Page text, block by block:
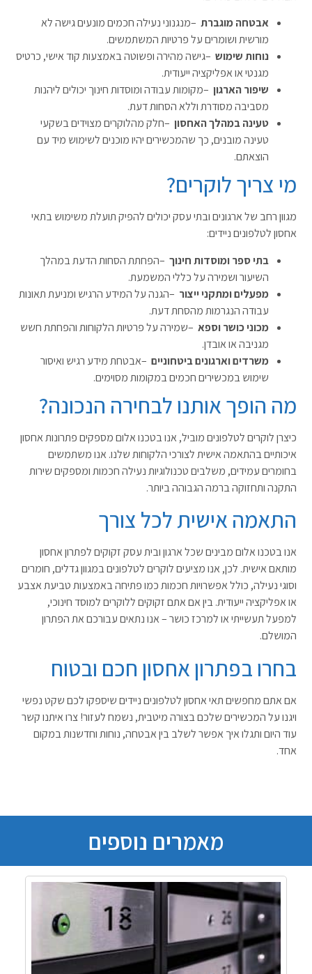
אבטחה מוגברת –מנגנוני נעילה חכמים מונעים גישה לא
מורשית ושומרים על פרטיות המשתמשים.
נוחות שימוש –גישה מהירה ופשוטה באמצעות קוד אישי, כרטיס
מגנטי או אפליקציה ייעודית.
שיפור הארגון –מקומות עבודה ומוסדות חינוך יכולים ליהנות
מסביבה מסודרת וללא הסחות דעת.
טעינה במהלך האחסון –חלק מהלוקרים מצוידים בשקעי
טעינה מובנים, כך שהמכשירים יהיו מוכנים לשימוש מיד עם
הוצאתם.
מי צריך לוקרים?
מגוון רחב של ארגונים ובתי עסק יכולים להפיק תועלת משימוש בתאי
אחסון לטלפונים ניידים:
בתי ספר ומוסדות חינוך –הפחתת הסחות הדעת במהלך
השיעור ושמירה על כללי המשמעת.
מפעלים ומתקני ייצור –הגנה על המידע הרגיש ומניעת תאונות
עבודה הנגרמות מהסחת דעת.
מכוני כושר וספא –שמירה על פרטיות הלקוחות והפחתת חשש
מגניבה או אובדן.
משרדים וארגונים ביטחוניים –אבטחת מידע רגיש ואיסור
שימוש במכשירים חכמים במקומות מסוימים.
מה הופך אותנו לבחירה הנכונה?
כיצרן לוקרים לטלפונים מוביל, אנו בטכנו אלום מספקים פתרונות אחסון
איכותיים בהתאמה אישית לצורכי הלקוחות שלנו. אנו משתמשים
בחומרים עמידים, משלבים טכנולוגיות נעילה חכמות ומספקים שירות
התקנה ותחזוקה ברמה הגבוהה ביותר.
התאמה אישית לכל צורך
אנו בטכנו אלום מבינים שכל ארגון ובית עסק זקוקים לפתרון אחסון
מותאם אישית. לכן, אנו מציעים לוקרים לטלפונים במגוון גדלים, חומרים
וסוגי נעילה, כולל אפשרויות חכמות כמו פתיחה באמצעות טביעת אצבע
או אפליקציה ייעודית. בין אם אתם זקוקים ללוקרים למוסד חינוכי,
למפעל תעשייתי או למרכז כושר – אנו נתאים עבורכם את הפתרון
המושלם.
בחרו בפתרון אחסון חכם ובטוח
אם אתם מחפשים תאי אחסון לטלפונים ניידים שיספקו לכם שקט נפשי
ויגנו על המכשירים שלכם בצורה מיטבית, נשמח לעזור! צרו איתנו קשר
עוד היום ותגלו איך אפשר לשלב בין אבטחה, נוחות וחדשנות במקום
אחד.
מאמרים נוספים